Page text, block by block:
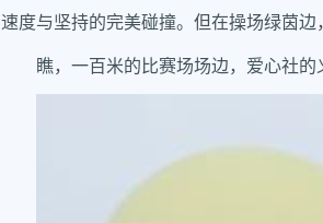
速度与坚持的完美碰撞。但在操场绿茵
瞧，一百米的比赛场场边，爱心社的